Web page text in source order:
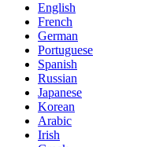
English
French
German
Portuguese
Spanish
Russian
Japanese
Korean
Arabic
Irish